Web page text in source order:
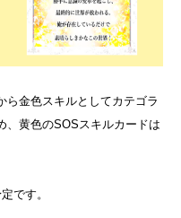
ら金色スキルとしてカテゴラ
、黄色のSOSスキルカードは
です。